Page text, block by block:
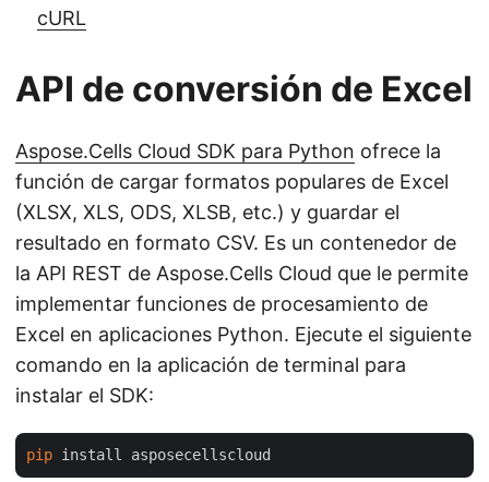
cURL
API de conversión de Excel
Aspose.Cells Cloud SDK para Python ofrece la
función de cargar formatos populares de Excel
(XLSX, XLS, ODS, XLSB, etc.) y guardar el
resultado en formato CSV. Es un contenedor de
la API REST de Aspose.Cells Cloud que le permite
implementar funciones de procesamiento de
Excel en aplicaciones Python. Ejecute el siguiente
comando en la aplicación de terminal para
instalar el SDK:
pip